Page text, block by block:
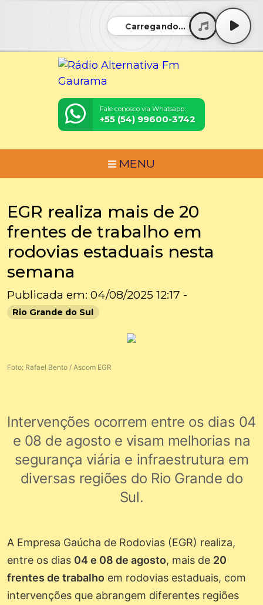
Carregando...
Fale conosco via Whatsapp:
+55 (54) 99600-3742
MENU
EGR realiza mais de 20
frentes de trabalho em
rodovias estaduais nesta
semana
Publicada em: 04/08/2025 12:17 -
Rio Grande do Sul
Foto: Rafael Bento / Ascom EGR
Intervenções ocorrem entre os dias 04
e 08 de agosto e visam melhorias na
segurança viária e infraestrutura em
diversas regiões do Rio Grande do
Sul.
A Empresa Gaúcha de Rodovias (EGR) realiza,
entre os dias 04 e 08 de agosto, mais de 20
frentes de trabalho em rodovias estaduais, com
intervenções que abrangem diferentes regiões